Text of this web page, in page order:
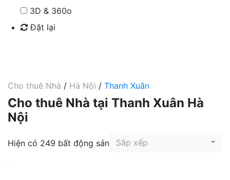
3D & 360o
Đặt lại
Cho thuê Nhà / Hà Nội / Thanh Xuân
Cho thuê Nhà tại Thanh Xuân Hà
Nội
Hiện có 249 bất động sản Sắp xếp